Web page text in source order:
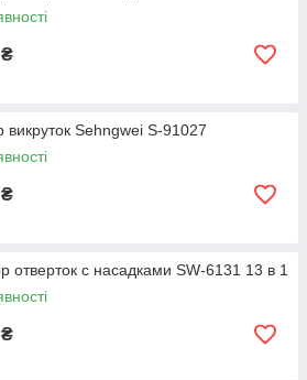
₴
викруток Sehngwei S-91027
₴
отверток с насадками SW-6131 13 в 1
₴